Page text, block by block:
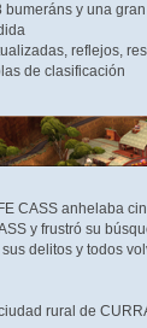
y una
reflejos,
de clasificación
CASS anhelaba
y frustró su
delitos y todos
rural de